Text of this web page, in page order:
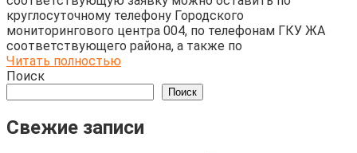
круглосуточному телефону Городского
мониторингового центра 004, по телефонам ГКУ ЖА
соответствующего района, а также по
Читать полностью
Поиск
Поиск
Свежие записи